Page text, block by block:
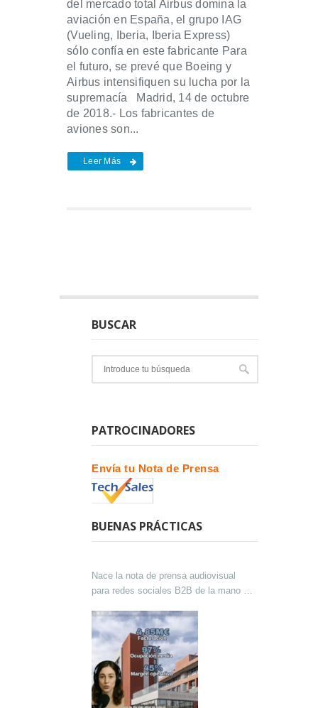
del mercado total Airbus domina la
aviación en España, el grupo IAG
(Vueling, Iberia, Iberia Express)
sólo confía en este fabricante Para
el futuro, se prevé que Boeing y
Airbus intensifiquen su lucha por la
supremacía Madrid, 14 de octubre
de 2018.- Los fabricantes de
aviones son...
Leer Más
BUSCAR
PATROCINADORES
Envía tu Nota de Prensa
BUENAS PRÁCTICAS
Nace la nota de prensa audiovisual
para redes sociales B2B de la mano de